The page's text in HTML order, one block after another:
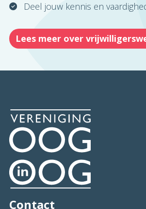
Deel jouw kennis en
Lees meer over
Contact